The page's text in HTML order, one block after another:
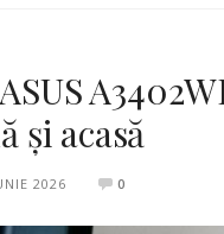
și acasă
2026 0